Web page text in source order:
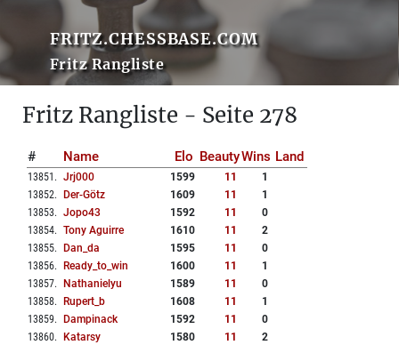
FRITZ.CHESSBASE.COM
Fritz Rangliste
Fritz Rangliste - Seite 278
# Name Elo BeautyWins Land
13851 . Jrj000 1599 11
1
13852. Der-Götz 1609 11
1
13853. Jopo43 1592 11
0
13854. Tony Aguirre 1610 11
2
13855. Dan_da 1595 11
0
13856. Ready_to_win 1600 11
1
13857. Nathanielyu 1589 11
0
13858. Rupert_b 1608 11
1
13859. Dampinack 1592 11
0
13860. Katarsy 1580 11
2